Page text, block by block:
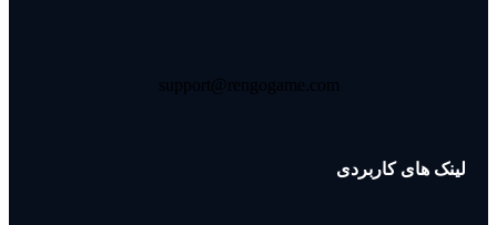
support@rengogame.com
لینک های کاربردی